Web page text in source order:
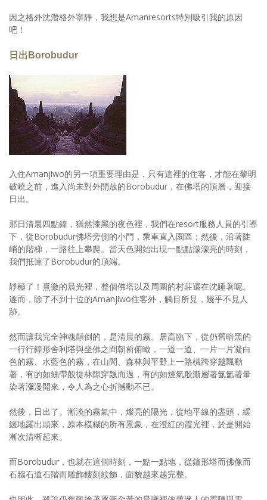
因之格外沈潛格外寧靜，我想是Amanresorts特別吸引我的原因
吧！
日出Borobudur
入住Amanjiwo的另一項重要理由是，只有這裡的住客，才能在黎明
破曉之前，進入尚未對外開放的Borobudur，在佛塔的頂層，迎接
日出。
那日清晨四點鐘，猶然漆黑的夜色裡，我們在resort服務人員的引導
下，從Borobudur佛塔旁側的小門，乘車直入園區；然後，沿著陡
峭的階梯，一路往上攀爬。當天色開始出現一點點濛濛亮的時刻，
我們抵達了Borobudur的頂端。
靜極了！熹微的晨光裡，整個佛塔以及周圍的村莊還在沈睡著呢。
遂而，除了不到十位的Amanjiwo住客外，觸目所見，幾乎不見人
跡。
然而讓我完全神魂顛倒的，是清晨的霧。居高臨下，從仍舊暗黑的
一行行鐘形舍利塔與坐佛之間朝前俯瞰，一道一道、一片一片凝白
色的霧、水藍色的霧，在山間、森林與平野上一路橫跨穿越飄動
著，有的如絲帶般從林隙穿飄而過，有的如煙氣般漸層著氤氳著暈
染著瀰漫開來，令人為之心折撼動不已。
然後，日出了。漸淡的霧氣中，燦亮的陽光，從地平線的盡頭，緩
緩地露出頭來，原本模糊的所有景象，在澄紅的霞光裡，於是開始
漸次清晰起來。
而Borobudur，也就在這個時刻，一點一點地，從鐘形塔而佛像而
石牆石道石階而雕飾鏤刻紋飾，面貌越來越完整。